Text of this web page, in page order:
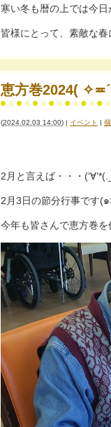
寒い冬も暦の上では今
皆様にとって、素敵な
恵方巻2024(
(2024.02.03 14:00) | イベント |
2月と言えば・・・
今年も皆さんで恵方巻を